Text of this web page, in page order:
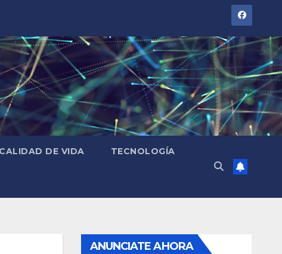
CALIDAD DE VIDA TECNOLOGÍA
ANUNCIATE AHORA